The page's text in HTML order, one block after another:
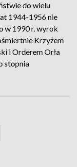
do wielu
1944-1956 nie
w 1990 r. wyrok
Krzyżem
i Orderem Orła
stopnia